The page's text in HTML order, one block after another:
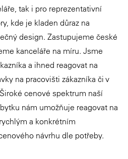
tak i pro reprezentativní
kde je kladen důraz na
design. Zastupujeme české
kanceláře na míru. Jsme
a ihned reagovat na
na pracovišti zákazníka či v
cenové spektrum naší
nám umožňuje reagovat na
a konkrétním
návrhu dle potřeby.